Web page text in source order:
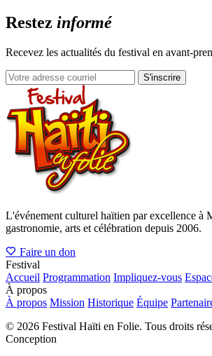
Restez informé
Recevez les actualités du festival en avant-
S'inscrire
L'événement culturel haïtien par excellence à
gastronomie, arts et célébration depuis 2006.
Faire un don
Festival
Accueil Programmation Impliquez-vous
À propos
À propos Mission Historique Équipe
© 2026 Festival Haïti en Folie. Tous droits
Conception